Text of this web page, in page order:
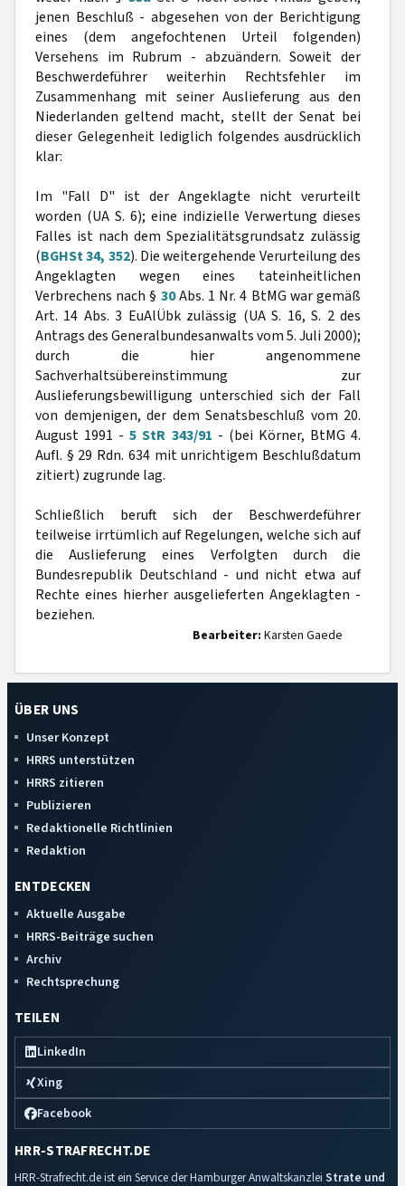
jenen Beschluß - abgesehen von der Berichtigung
eines (dem angefochtenen Urteil folgenden)
Versehens im Rubrum - abzuändern. Soweit der
Beschwerdeführer weiterhin Rechtsfehler im
Zusammenhang mit seiner Auslieferung aus den
Niederlanden geltend macht, stellt der Senat bei
dieser Gelegenheit lediglich folgendes ausdrücklich
klar:
Im "Fall D" ist der Angeklagte nicht verurteilt
worden (UA S. 6); eine indizielle Verwertung dieses
Falles ist nach dem Spezialitätsgrundsatz zulässig
(BGHSt 34, 352). Die weitergehende Verurteilung des
Angeklagten wegen eines tateinheitlichen
Verbrechens nach § 30Abs. 1 Nr. 4 BtMG war gemäß
Art. 14 Abs. 3 EuAlÜbk zulässig (UA S. 16, S. 2 des
Antrags des Generalbundesanwalts vom 5. Juli 2000);
durch die hier angenommene
Sachverhaltsübereinstimmung zur
Auslieferungsbewilligung unterschied sich der Fall
von demjenigen, der dem Senatsbeschluß vom 20.
August 1991 -5 StR 343/91 - (bei Körner, BtMG 4.
Aufl. § 29 Rdn. 634 mit unrichtigem Beschlußdatum
zitiert) zugrunde lag.
Schließlich beruft sich der Beschwerdeführer
teilweise irrtümlich auf Regelungen, welche sich auf
die Auslieferung eines Verfolgten durch die
Bundesrepublik Deutschland - und nicht etwa auf
Rechte eines hierher ausgelieferten Angeklagten -
beziehen.
Bearbeiter: Karsten Gaede
ÜBER UNS
Unser Konzept
HRRS unterstützen
HRRS zitieren
Publizieren
Redaktionelle Richtlinien
Redaktion
ENTDECKEN
Aktuelle Ausgabe
HRRS-Beiträge suchen
Archiv
Rechtsprechung
TEILEN
LinkedIn
Xing
Facebook
HRR-STRAFRECHT.DE
HRR-Strafrecht.de ist ein Service der Hamburger Anwaltskanzlei Strate und